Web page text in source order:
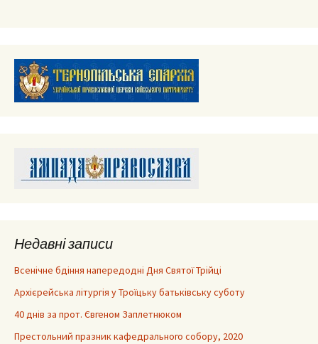
Недавні записи
Всенічне бдіння напередодні Дня Святої Трійці
Архієрейська літургія у Троїцьку батьківську суботу
40 днів за прот. Євгеном Заплетнюком
Престольний празник кафедрального собору, 2020